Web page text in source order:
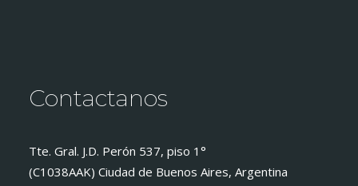
Contactanos
Tte. Gral. J.D. Perón 537, piso 1°
(C1038AAK) Ciudad de Buenos Aires, Argentina